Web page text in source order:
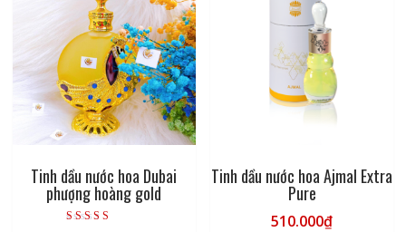
Tinh dầu nước hoa Dubai
phượng hoàng gold
Tinh dầu nước hoa Ajmal Extra
Pure
510.000₫